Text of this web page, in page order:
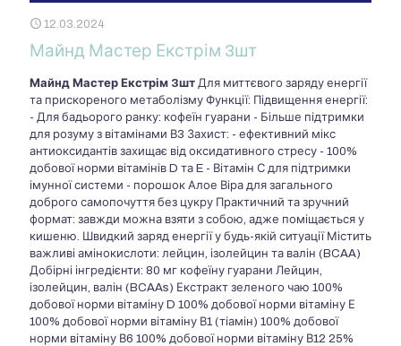
12.03.2024
Майнд Мастер Екстрім 3шт
Майнд Мастер Екстрім 3шт Для миттєвого заряду енергії
та прискореного метаболізму Функції: Підвищення енергії:
- Для бадьорого ранку: кофеїн гуарани - Більше підтримки
для розуму з вітамінами В3 Захист: - ефективний мікс
антиоксидантів захищає від оксидативного стресу - 100%
добової норми вітамінів D та E - Вітамін С для підтримки
імунної системи - порошок Алое Віра для загального
доброго самопочуття без цукру Практичний та зручний
формат: завжди можна взяти з собою, адже поміщається у
кишеню. Швидкий заряд енергії у будь-якій ситуації Містить
важливі амінокислоти: лейцин, ізолейцин та валін (BCAA)
Добірні інгредієнти: 80 мг кофеїну гуарани Лейцин,
ізолейцин, валін (BCAAs) Екстракт зеленого чаю 100%
добової норми вітаміну D 100% добової норми вітаміну Е
100% добової норми вітаміну В1 (тіамін) 100% добової
норми вітаміну В6 100% добової норми вітаміну В12 25%